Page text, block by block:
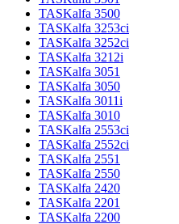
TASKalfa 3500
TASKalfa 3253ci
TASKalfa 3252ci
TASKalfa 3212i
TASKalfa 3051
TASKalfa 3050
TASKalfa 3011i
TASKalfa 3010
TASKalfa 2553ci
TASKalfa 2552ci
TASKalfa 2551
TASKalfa 2550
TASKalfa 2420
TASKalfa 2201
TASKalfa 2200